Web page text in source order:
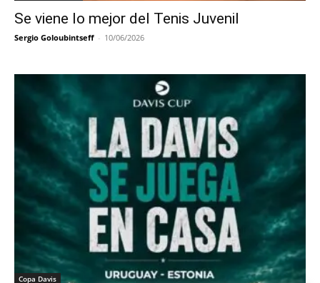
Se viene lo mejor del Tenis Juvenil
Sergio Goloubintseff - 10/06/2026
Copa Davis